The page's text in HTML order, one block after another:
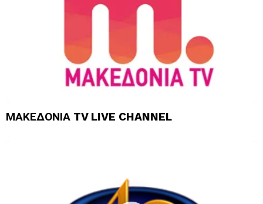
ΜΑΚΕΔΟΝΙΑ TV LIVE CHANNEL